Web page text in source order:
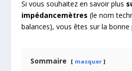
Si vous souhaitez en savoir plus
impédancemètres (le nom
balances), vous êtes sur la bonne
Sommaire masquer